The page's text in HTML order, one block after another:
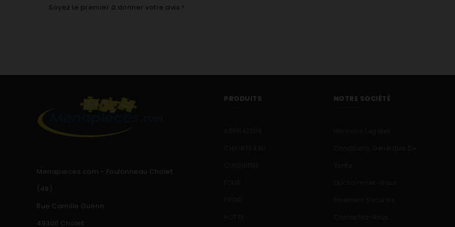
Soyez le premier à donner votre avis !
Menapieces.com - Foulonneau Cholet
(49)
Rue Camille Guérin
49300 Cholet
PRODUITS NOTRE SOCIÉTÉ